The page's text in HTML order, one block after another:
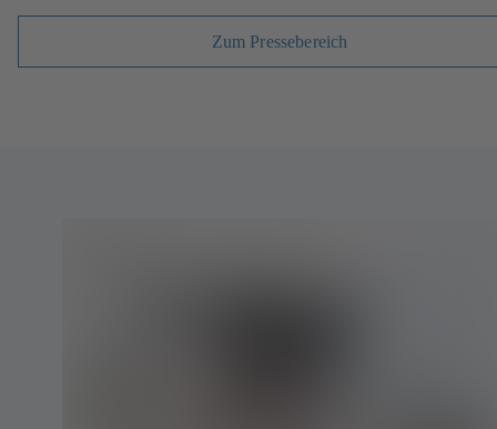
Zum Pressebereich